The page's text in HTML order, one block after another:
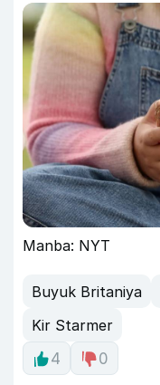
Manba: NYT
Buyuk Britaniya
Kir Starmer
4
0